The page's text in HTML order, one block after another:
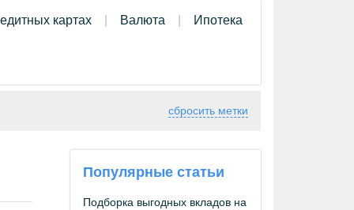
картах Валюта Ипотека
сбросить метки
Популярные статьи
Подборка выгодных вкладов на